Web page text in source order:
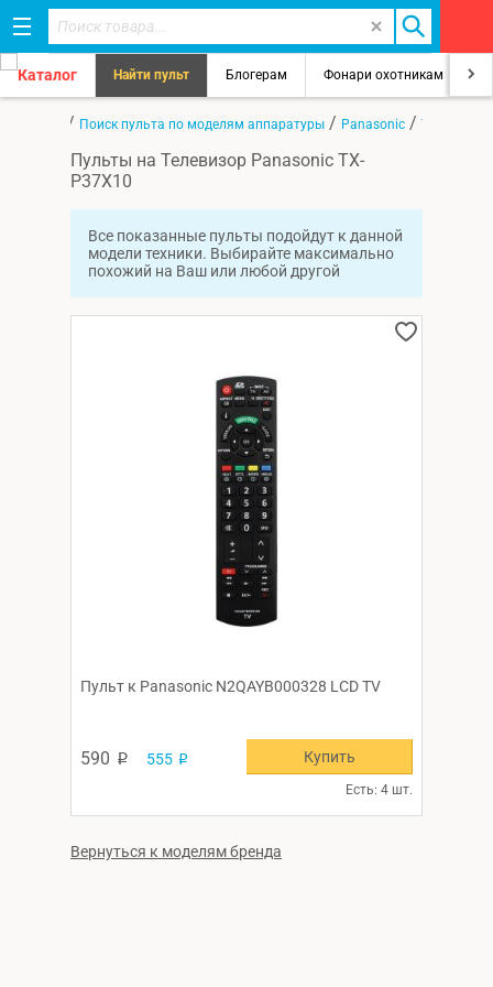
Каталог Найти пульт Блогерам Фонари охотникам
/ Поиск пульта по моделям аппаратуры / Panasonic / TX-P37X10
Пульты на Телевизор Panasonic TX-
P37X10
Все показанные пульты подойдут к данной
модели техники. Выбирайте максимально
похожий на Ваш или любой другой
Пульт к Panasonic N2QAYB000328 LCD TV
590 p 555 p
Есть: 4 шт.
Купить
Вернуться к моделям бренда